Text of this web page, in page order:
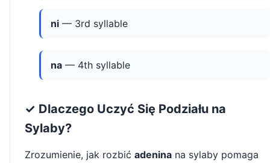
ni — 3rd syllable
na — 4th syllable
✓ Dlaczego Uczyć Się Podziału na
Sylaby?
Zrozumienie, jak rozbić adenina na sylaby pomaga